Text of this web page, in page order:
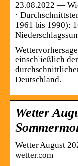
23.08.2022 —
·
1961 bis 1990):
einschließlich
Deutschland.
Wetter
Wetter August
wetter.com